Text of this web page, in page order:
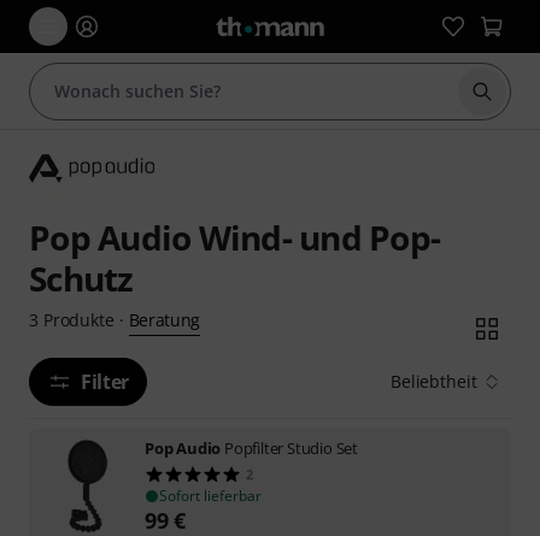
Suche
Pop Audio Wind- und Pop-
Schutz
3 Produkte · Beratung
Filter Beliebtheit
Pop Audio Popfilter Studio Set
2
Sofort lieferbar
99€